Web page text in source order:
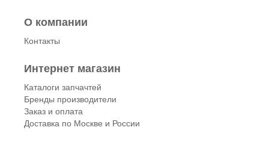
О компании
Контакты
Интернет магазин
Каталоги запчачтей
Бренды производители
Заказ и оплата
Доставка по Москве и России